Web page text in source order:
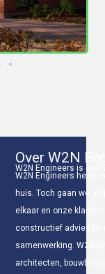
Over W2N
W2N Engineers is een
W2N Engineers heeft
huis. Toch gaan we
elkaar en onze
constructief advies
samenwerking. W2N
architecten,